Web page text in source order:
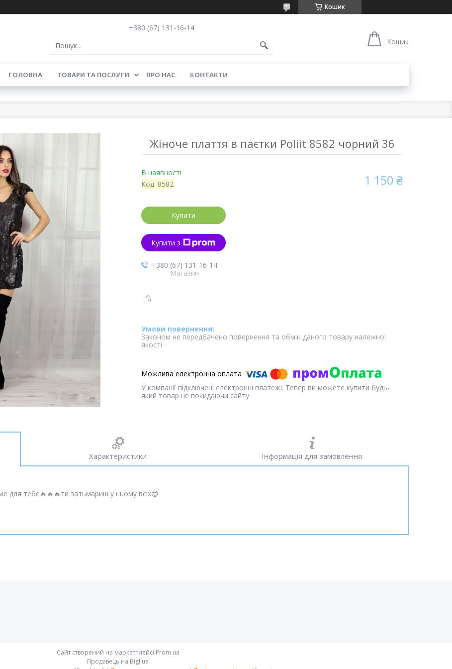
Кошик
+380 (67) 131-16-14
Кошик
ГОЛОВНА ТОВАРИ ТА ПОСЛУГИ ПРО НАС КОНТАКТИ
Жіноче плаття в паєтки Poliit 8582 чорний 36
В наявності
Код: 8582 1 150 ₴
Купити
Купити з
+380 (67) 131-16-14
Магазин
Законом не передбачено повернення та обмін даного товару належної
якості
У компанії підключені електронні платежі. Тепер ви можете купити будь-
який товар не покидаючи сайту.
Характеристики Інформація для замовлення
для тебе🔥🔥🔥ти затьмариш у ньому всіх😍
Сайт створений на маркетплейсі Prom.ua
Продавець на Bigl.ua